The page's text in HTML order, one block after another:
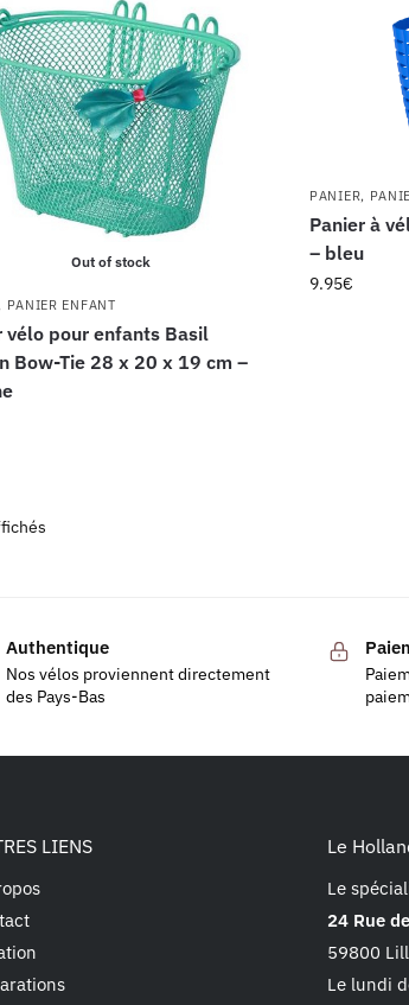
Out of stock
, PANIER ENFANT
vélo pour enfants Basil
Bow-Tie 28 x 20 x 19 cm –
PANIER,
Panier à
– bleu
9.95€
Authentique
Nos vélos proviennent directement
des Pays-Bas
LIENS Le
Le
24 Rue
59800
Le lundi